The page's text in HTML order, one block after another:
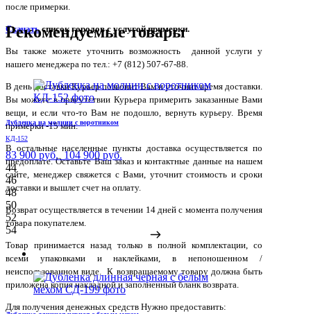
после примерки.
Скачатьсписок городов с услугой примерки.
Вы также можете уточнить возможность данной услуги у
нашего менеджера по тел.: +7 (812) 507-67-88.
В день доставки Курьер позвонит Вам и уточнит время доставки.
Вы можете в присутствии Курьера примерить заказанные Вами
вещи, и если что-то Вам не подошло, вернуть курьеру. Время
примерки -15 мин.
В остальные населенные пункты доставка осуществляется по
предоплате. Оставьте Ваш заказ и контактные данные на нашем
сайте, менеджер свяжется с Вами, уточнит стоимость и сроки
доставки и вышлет счет на оплату.
Возврат осуществляется в течении 14 дней с момента получения
товара покупателем.
Товар принимается назад только в полной комплектации, со
всеми упаковками и наклейками, в непоношенном /
неиспользованном виде. К возвращаемому товару должна быть
приложена копия накладной и заполненный бланк возврата.
Для получения денежных средств Нужно предоставить:
Рекомендуемые товары
Дубленка на молнии с воротником
КД-152
83 900 руб. 104 900 руб.
44
46
48
50
52
54